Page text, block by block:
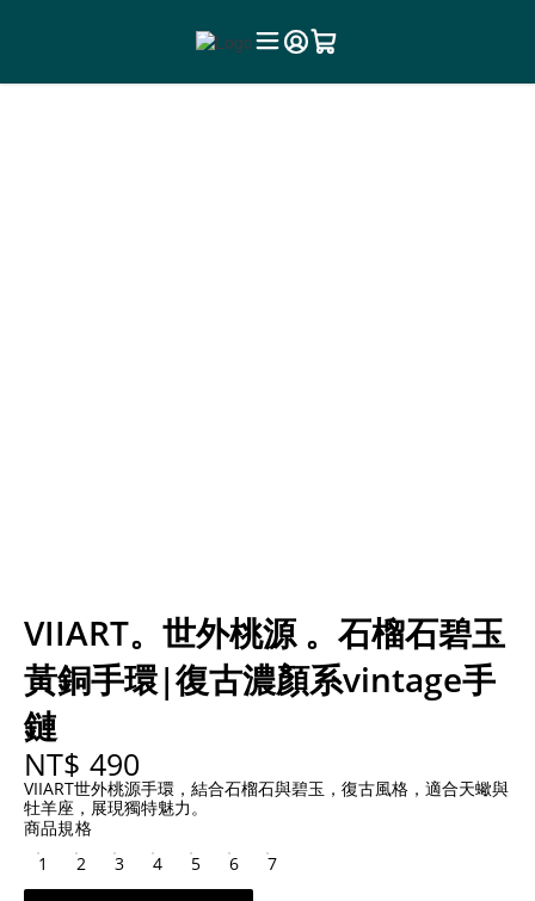
VIIART。世外桃源 。石榴石碧玉
黃銅手環|復古濃顏系vintage手
鏈
NT$ 490
VIIART世外桃源手環，結合石榴石與碧玉，復古風格，適合天蠍與
牡羊座，展現獨特魅力。
商品規格
1
2 3 4 5 6 7